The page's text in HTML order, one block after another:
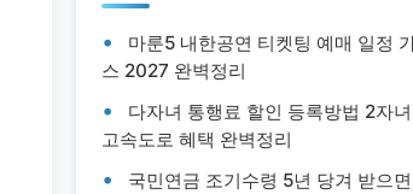
마룬5 내한공연 티켓팅 예매 일정
스 2027 완벽정리
다자녀 통행료 할인 등록방법 2자
고속도로 혜택 완벽정리
국민연금 조기수령 5년 당겨 받으